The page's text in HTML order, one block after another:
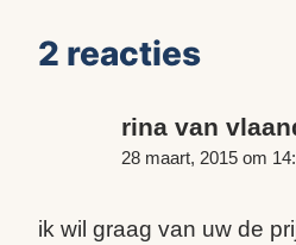
2 reacties
rina van
28 maart, 2015 om
ik wil graag van uw de